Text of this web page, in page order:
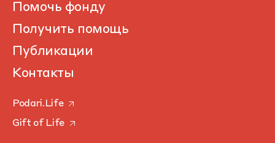
Помочь фонду
Получить помощь
Публикации
Контакты
Podari.Life
Gift of Life